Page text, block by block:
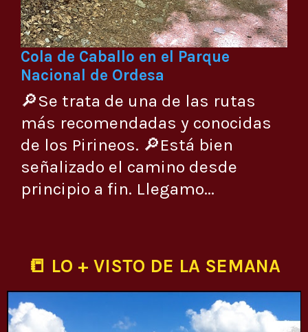
Cola de Caballo en el Parque
Nacional de Ordesa
🔎Se trata de una de las rutas
más recomendadas y conocidas
de los Pirineos. 🔎Está bien
señalizado el camino desde
principio a fin. Llegamo...
📒 LO + VISTO DE LA SEMANA